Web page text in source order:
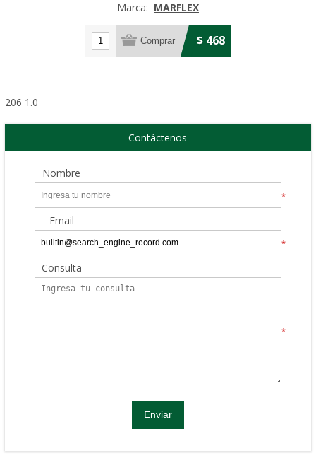
Marca: MARFLEX
$ 468
206 1.0
Contáctenos
Nombre
*
Email
*
Consulta
*